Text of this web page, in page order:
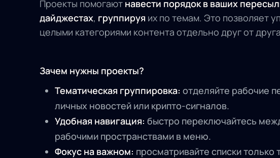
Проекты помогают навести порядок в ваших
дайджестах, группируя их по темам. Это позволяет
целыми категориями контента отдельно друг от
Зачем нужны проекты?
Тематическая группировка: отделяйте рабочие
личных новостей или крипто-сигналов.
Удобная навигация: быстро переключайтесь
рабочими пространствами в меню.
Фокус на важном: просматривайте списки только